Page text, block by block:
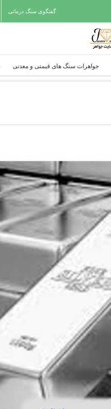
گفتگوی سنگ درمانی
جواهرات سنگ های قیمتی و معدنی